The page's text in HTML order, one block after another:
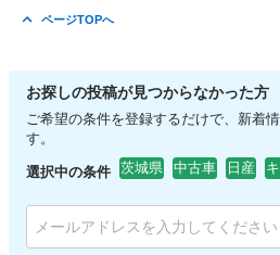
ページTOPへ
お探しの投稿が見つからなかった方
ご希望の条件を登録するだけで、新着
す。
選択中の条件 茨城県 中古車 日産